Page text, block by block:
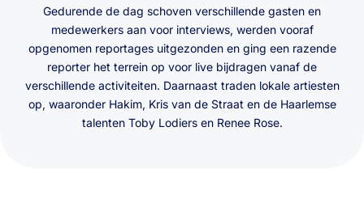
Gedurende de dag schoven verschillende gasten en
medewerkers aan voor interviews, werden vooraf
opgenomen reportages uitgezonden en ging een razende
reporter het terrein op voor live bijdragen vanaf de
verschillende activiteiten. Daarnaast traden lokale artiesten
op, waaronder Hakim, Kris van de Straat en de Haarlemse
talenten Toby Lodiers en Renee Rose.